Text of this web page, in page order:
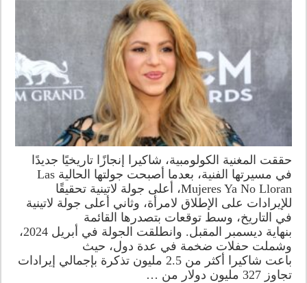
حققت المغنية الكولومبية، شاكيرا إنجازًا تاريخيًا جديدًا
في مسيرتها الفنية، بعدما أصبحت جولتها الحالية Las
Mujeres Ya No Lloran، أعلى جولة لاتينية تحقيقًا
للإيرادات على الإطلاق لامرأة، وثاني أعلى جولة لاتينية
في التاريخ، وسط توقعات بتصدرها القائمة
بنهاية ديسمبر المقبل. وانطلقت الجولة في أبريل 2024،
وشملت حفلات ضخمة في عدة دول، حيث
باعت شاكيرا أكثر من 2.5 مليون تذكرة بإجمالي إيرادات
تجاوز 327 مليون دولار من …